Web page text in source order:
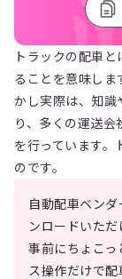
トラックの配車
ることを意味しま
かし実際は、知識
り、多くの運送
を行っています。
のです。
自動配車ベン
ンロードいただ
事前にちょこっ
ス操作だけで